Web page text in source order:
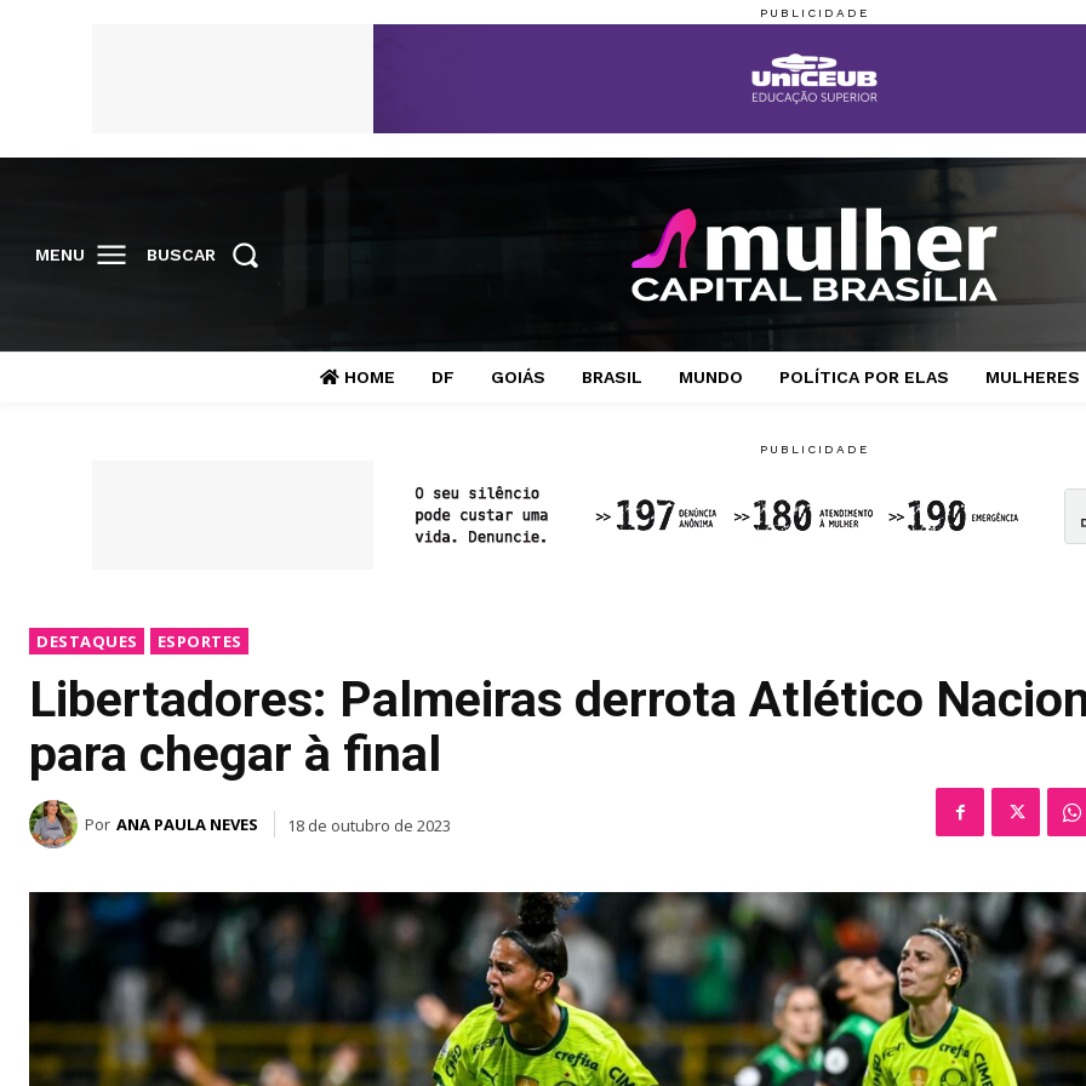
MENU BUSCAR
HOME DF GOIÁS BRASIL MUNDO POLÍTICA POR ELAS MULHERES
DESTAQUES ESPORTES
Libertadores: Palmeiras derrota Atlético
para chegar à final
Por ANA PAULA NEVES 18 de outubro de 2023